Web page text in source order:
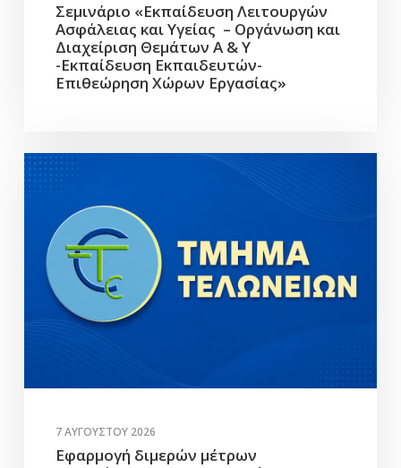
Σεμινάριο «Εκπαίδευση Λειτουργών
Ασφάλειας και Υγείας – Οργάνωση και
Διαχείριση Θεμάτων Α & Υ
-Εκπαίδευση Εκπαιδευτών-
Επιθεώρηση Χώρων Εργασίας»
7 ΑΥΓΟΎΣΤΟΥ 2026
Εφαρμογή διμερών μέτρων